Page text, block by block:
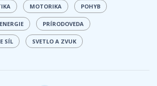
MOTORIKA POHYB
PRÍRODOVEDA
SÍL SVETLO A ZVUK